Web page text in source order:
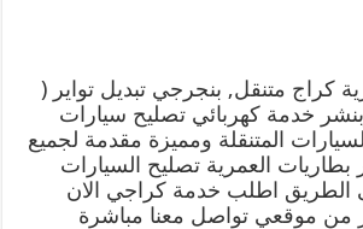
كراج متنقل, بنجرجي تبديل تواير (
خدمة كهربائي تصليح سيارات
المتنقلة ومميزة مقدمة لجميع
بطاريات العمرية تصليح السيارات
الطريق اطلب خدمة كراجي الان
موقعي تواصل معنا مباشرة